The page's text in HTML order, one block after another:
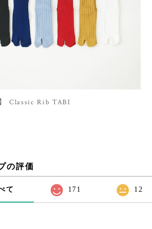
】 Classic Rib TABI
の評価
て 171 12